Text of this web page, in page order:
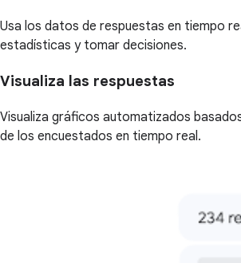
Usa los datos de respuestas en tiempo
estadísticas y tomar decisiones.
Visualiza las respuestas
Visualiza gráficos automatizados
de los encuestados en tiempo real.